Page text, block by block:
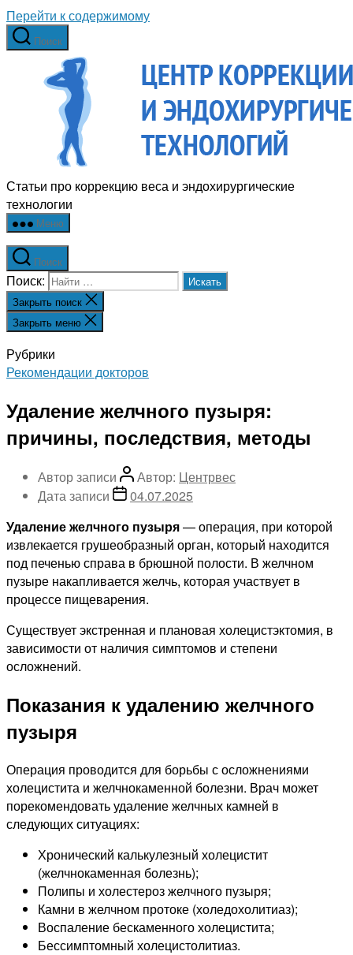
Перейти к содержимому
Поиск
Статьи про коррекцию веса и эндохирургические
технологии
Меню
Поиск
Поиск:
Закрыть поиск
Закрыть меню
Рубрики
Рекомендации докторов
Удаление желчного пузыря:
причины, последствия, методы
Автор записи Автор: Центрвес
Дата записи
04.07.2025
Удаление желчного пузыря— операция, при которой
извлекается грушеобразный орган, который находится
под печенью справа в брюшной полости. В желчном
пузыре накапливается желчь, которая участвует в
процессе пищеварения.
Существует экстренная и плановая холецистэктомия, в
зависимости от наличия симптомов и степени
осложнений.
Показания к удалению желчного
пузыря
Операция проводится для борьбы с осложнениями
холецистита и желчнокаменной болезни. Врач может
порекомендовать удаление желчных камней в
следующих ситуациях:
Хронический калькулезный холецистит
(желчнокаменная болезнь);
Полипы и холестероз желчного пузыря;
Камни в желчном протоке (холедохолитиаз);
Воспаление бескаменного холецистита;
Бессимптомный холецистолитиаз.